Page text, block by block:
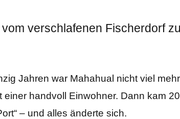
verschlafenen Fischerdorf
Jahren war Mahahual nicht viel
einer handvoll Einwohner. Dann kam
– und alles änderte sich.